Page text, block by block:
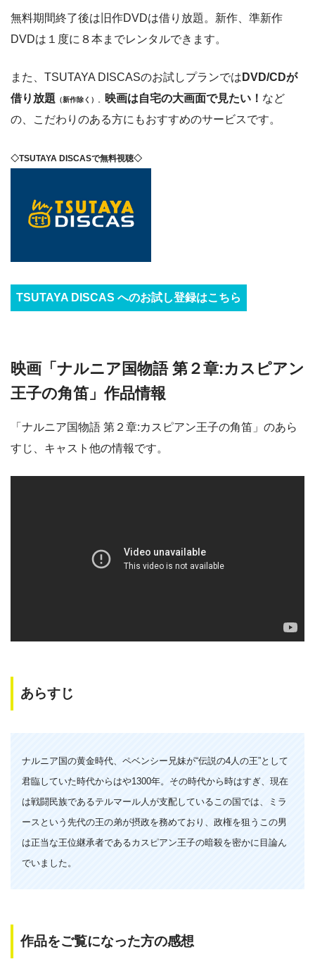
無料期間終了後は旧作DVDは借り放題。新作、準新作
DVDは１度に８本までレンタルできます。
また、TSUTAYA DISCASのお試しプランでは DVD/CDが
借り放題 （新作除く） 映画は自宅の大画面で見たい！ など
の、こだわりのある方にもおすすめのサービスです。
◇TSUTAYA DISCASで無料視聴◇
TSUTAYA DISCAS へのお試し登録はこちら
映画「ナルニア国物語 第２章:カスピアン
王子の角笛」作品情報
「ナルニア国物語 第２章:カスピアン王子の角笛」のあら
すじ、キャスト他の情報です。
あらすじ
ナルニア国の黄金時代、ペベンシー兄妹が“伝説の4人の王”として
君臨していた時代からはや1300年。その時代から時はすぎ、現在
は戦闘民族であるテルマール人が支配しているこの国では、ミラ
ースという先代の王の弟が摂政を務めており、政権を狙うこの男
は正当な王位継承者であるカスピアン王子の暗殺を密かに目論ん
でいました。
作品をご覧になった方の感想